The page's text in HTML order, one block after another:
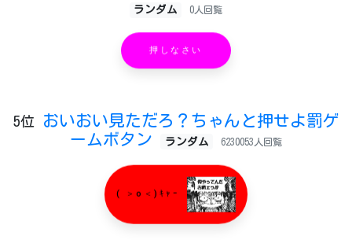
ランダム 0人回覧
押しなさい
5位
おいおい見ただろ？ちゃんと押せよ罰ゲ
ームボタン
ランダム 6230053人回覧
( ＞o＜)ｷｬｰ